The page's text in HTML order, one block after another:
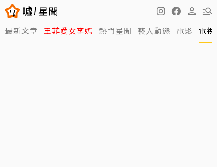
最新文章 王菲愛女李嫣 熱門星聞 藝人動態 電影 電視